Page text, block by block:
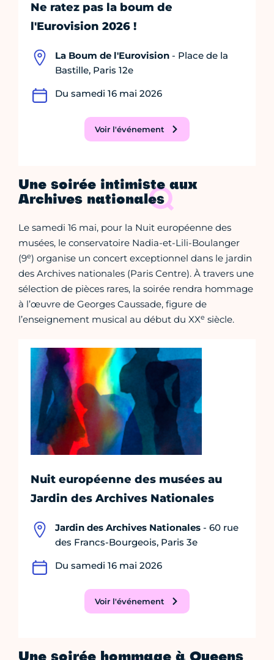
Ne ratez pas la boum de
l'Eurovision 2026 !
La Boum de l'Eurovision - Place de la
Bastille, Paris 12e
Du samedi 16 mai 2026
Voir l'événement
Une soirée intimiste aux
Archives nationales
Le samedi 16 mai, pour la Nuit européenne des
musées, le conservatoire Nadia-et-Lili-Boulanger
(9e) organise un concert exceptionnel dans le jardin
des Archives nationales (Paris Centre). À travers une
sélection de pièces rares, la soirée rendra hommage
à l’œuvre de Georges Caussade, figure de
l’enseignement musical au début du XXe siècle.
Nuit européenne des musées au
Jardin des Archives Nationales
Jardin des Archives Nationales - 60 rue
des Francs-Bourgeois, Paris 3e
Du samedi 16 mai 2026
Voir l'événement